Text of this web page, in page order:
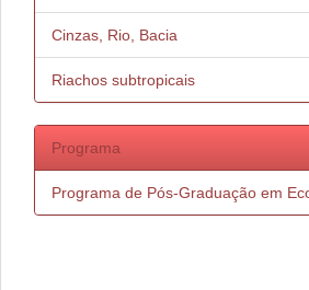
Cinzas, Rio, Bacia
Riachos subtropicais
Programa
Programa de Pós-Graduação em